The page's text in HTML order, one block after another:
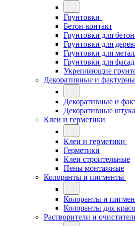
Грунтовки
Бетон-контакт
Грунтовки для
Грунтовки для
Грунтовки для
Грунтовки для
Укрепляющие
Декоративные и
Декоративные и
Декоративные
Клеи и герметики
Клеи и герметики
Герметики
Клеи строительные
Пены монтажные
Колоранты и пигменты
Колоранты и
Колоранты для
Растворители и